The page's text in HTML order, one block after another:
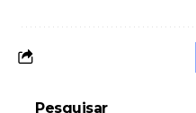
Pesquisar